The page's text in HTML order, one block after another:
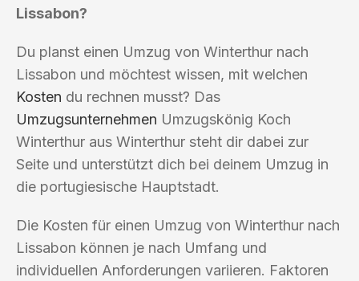
Lissabon?
Du planst einen Umzug von Winterthur nach
Lissabon und möchtest wissen, mit welchen
Kosten du rechnen musst? Das
Umzugsunternehmen Umzugskönig Koch
Winterthur aus Winterthur steht dir dabei zur
Seite und unterstützt dich bei deinem Umzug in
die portugiesische Hauptstadt.
Die Kosten für einen Umzug von Winterthur nach
Lissabon können je nach Umfang und
individuellen Anforderungen variieren. Faktoren